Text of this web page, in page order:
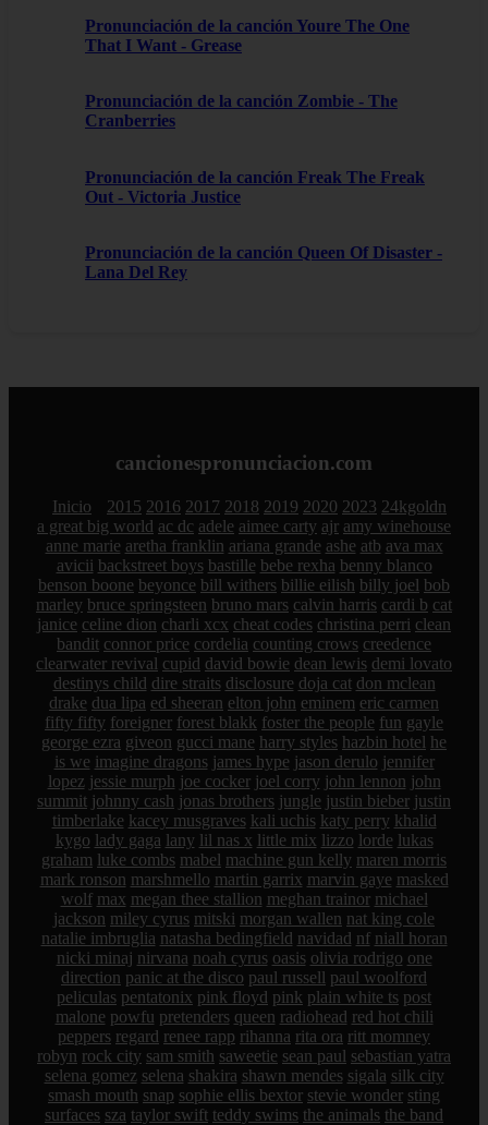
Pronunciación de la canción Youre The One
That I Want - Grease
Pronunciación de la canción Zombie - The
Cranberries
Pronunciación de la canción Freak The Freak
Out - Victoria Justice
Pronunciación de la canción Queen Of Disaster -
Lana Del Rey
cancionespronunciacion.com
Inicio 2015 2016 2017 2018 2019 2020 2023 24kgoldn
a great big world ac dc adele aimee carty ajr amy winehouse
anne marie aretha franklin ariana grande ashe atb ava max
avicii backstreet boys bastille bebe rexha benny blanco
benson boone beyonce bill withers billie eilish billy joel bob
marley bruce springsteen bruno mars calvin harris cardi b cat
janice celine dion charli xcx cheat codes christina perri clean
bandit connor price cordelia counting crows creedence
clearwater revival cupid david bowie dean lewis demi lovato
destinys child dire straits disclosure doja cat don mclean
drake dua lipa ed sheeran elton john eminem eric carmen
fifty fifty foreigner forest blakk foster the people fun gayle
george ezra giveon gucci mane harry styles hazbin hotel he
is we imagine dragons james hype jason derulo jennifer
lopez jessie murph joe cocker joel corry john lennon john
summit johnny cash jonas brothers jungle justin bieber justin
timberlake kacey musgraves kali uchis katy perry khalid
kygo lady gaga lany lil nas x little mix lizzo lorde lukas
graham luke combs mabel machine gun kelly maren morris
mark ronson marshmello martin garrix marvin gaye masked
wolf max megan thee stallion meghan trainor michael
jackson miley cyrus mitski morgan wallen nat king cole
natalie imbruglia natasha bedingfield navidad nf niall horan
nicki minaj nirvana noah cyrus oasis olivia rodrigo one
direction panic at the disco paul russell paul woolford
peliculas pentatonix pink floyd pink plain white ts post
malone powfu pretenders queen radiohead red hot chili
peppers regard renee rapp rihanna rita ora ritt momney
robyn rock city sam smith saweetie sean paul sebastian yatra
selena gomez selena shakira shawn mendes sigala silk city
smash mouth snap sophie ellis bextor stevie wonder sting
surfaces sza taylor swift teddy swims the animals the band